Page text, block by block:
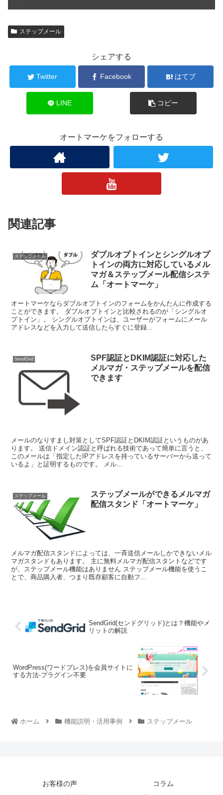
ステップメール
シェアする
Twitter Facebook はてブ
LINE コピー
オートマーケをフォローする
関連記事
ステップメール
ダブルオプトインとシングルオプ
トインの両方に対応しているメル
マガ＆ステップメール配信システ
ム「オートマーケ」
オートマーケならダブルオプトインのフォームをかんたんに作成する
ことができます。 ダブルオプトインと比較されるのが「シングルオ
プトイン」。 シングルオプトインは、ユーザーがフォームにメール
アドレスなどを入力して送信したらすぐに登録...
SendGrid
SPF認証とDKIM認証に対応した
メルマガ・ステップメールを配信
できます
メールのなりすまし対策としてSPF認証とDKIM認証というものがあ
ります。 送信ドメイン認証と呼ばれる技術であって簡単に言うと、
このメールは「指定したIPアドレスを持っているサーバーから送って
いるよ」と証明するものです。 メル...
ステップメール
ステップメールができるメルマガ
配信スタンド「オートマーケ」
メルマガ配信スタンドによっては、一斉送信メールしかできないメル
マガスタンドもあります。 主に無料メルマガ配信スタントなどです
が、ステップメール機能はありません ステップメール機能を使うこ
とで、商品購入者、つまり既存顧客に自動フ...
SendGrid(センドグリッド)とは？機能やメ
リットの解説
WordPress(ワードプレス)を会員サイトに
する方法-プラグイン不要
ホーム 機能説明・活用事例 ステップメール
お客様の声
コラム